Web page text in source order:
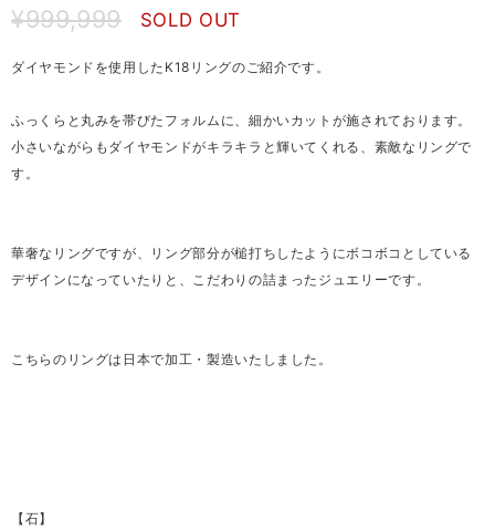
¥999,999 SOLD OUT
ダイヤモンドを使用したK18リングのご紹介です。
ふっくらと丸みを帯びたフォルムに、細かいカットが施されております。
小さいながらもダイヤモンドがキラキラと輝いてくれる、素敵なリングで
す。
華奢なリングですが、リング部分が槌打ちしたようにボコボコとしている
デザインになっていたりと、こだわりの詰まったジュエリーです。
こちらのリングは日本で加工・製造いたしました。
【石】